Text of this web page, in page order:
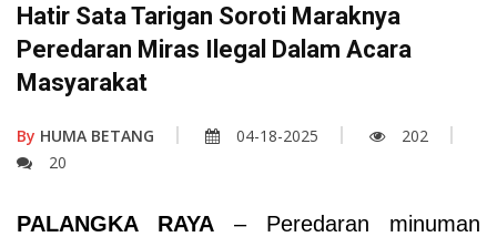
Hatir Sata Tarigan Soroti Maraknya
Peredaran Miras Ilegal Dalam Acara
Masyarakat
By HUMA BETANG 04-18-2025
202
20
PALANGKA RAYA
– Peredaran minuman